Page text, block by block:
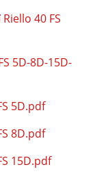
Riello 40 FS
5D-8D-15D-
5D.pdf
8D.pdf
15D.pdf